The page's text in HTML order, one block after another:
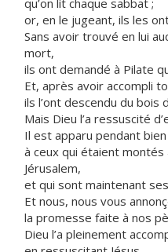
qu’on lit chaque sabbat ;
or, en le jugeant, ils les
Sans avoir trouvé en lui
mort,
ils ont demandé à Pilate
Et, après avoir accompli
ils l’ont descendu du bois
Mais Dieu l’a ressuscité
Il est apparu pendant
à ceux qui étaient montés
Jérusalem,
et qui sont maintenant
Et nous, nous vous
la promesse faite à nos
Dieu l’a pleinement